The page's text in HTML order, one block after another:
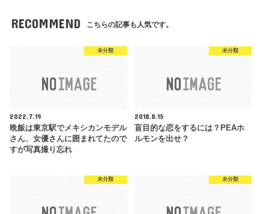
RECOMMEND こちらの記事も人気です。
未分類
2022.7.19
晩飯は東京駅でメキシカンモデル
さん、女優さんに囲まれてたので
すが写真撮り忘れ
未分類
2018.8.15
盲目的な恋をするには？PEAホ
ルモンを出せ？
未分類 未分類